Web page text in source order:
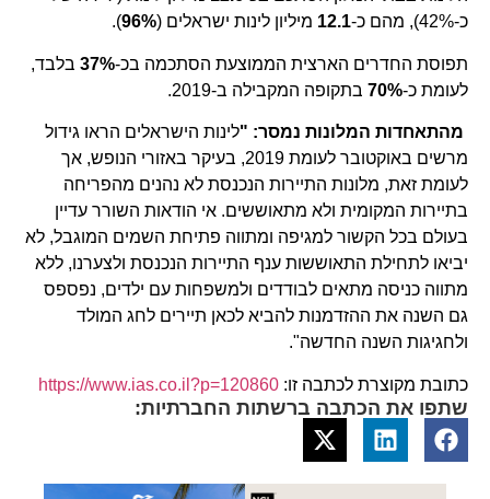
כ-42%), מהם כ-
12.1 מיליון לינות ישראלים (96%
).
תפוסת החדרים הארצית הממוצעת הסתכמה בכ-37% בלבד,
לעומת כ-70% בתקופה המקבילה ב-2019.
מהתאחדות המלונות נמסר: "לינות הישראלים הראו גידול
מרשים באוקטובר לעומת 2019, בעיקר באזורי הנופש, אך
לעומת זאת, מלונות התיירות הנכנסת לא נהנים מהפריחה
בתיירות המקומית ולא מתאוששים. אי הודאות השורר עדיין
בעולם בכל הקשור למגיפה ומתווה פתיחת השמים המוגבל, לא
יביאו לתחילת התאוששות ענף התיירות הנכנסת ולצערנו, ללא
מתווה כניסה מתאים לבודדים ולמשפחות עם ילדים, נפספס
גם השנה את ההזדמנות להביא לכאן תיירים לחג המולד
ולחגיגות השנה החדשה".
כתובת מקוצרת לכתבה זו: https://www.ias.co.il?p=120860
שתפו את הכתבה ברשתות החברתיות: